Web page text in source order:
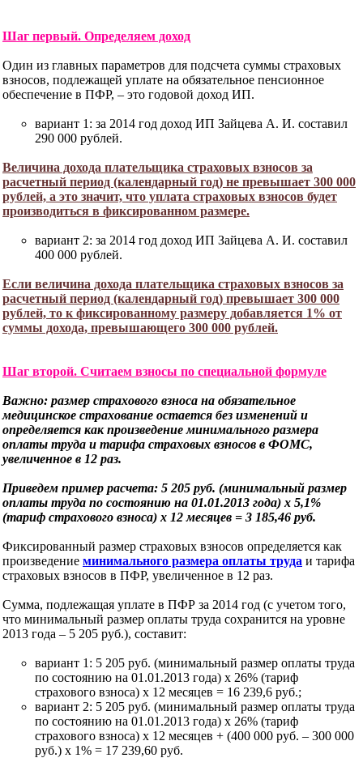
Шаг первый. Определяем доход
Один из главных параметров для подсчета суммы страховых
взносов, подлежащей уплате на обязательное пенсионное
обеспечение в ПФР, – это годовой доход ИП.
вариант 1: за 2014 год доход ИП Зайцева А. И. составил
290 000 рублей.
Величина дохода плательщика страховых взносов за
расчетный период (календарный год) не превышает 300 000
рублей, а это значит, что уплата страховых взносов будет
производиться в фиксированном размере.
вариант 2: за 2014 год доход ИП Зайцева А. И. составил
400 000 рублей.
Если величина дохода плательщика страховых взносов за
расчетный период (календарный год) превышает 300 000
рублей, то к фиксированному размеру добавляется 1% от
суммы дохода, превышающего 300 000 рублей.
Шаг второй. Считаем взносы по специальной формуле
Важно: размер страхового взноса на обязательное
медицинское страхование остается без изменений и
определяется как произведение минимального размера
оплаты труда и тарифа страховых взносов в ФОМС,
увеличенное в 12 раз.
Приведем пример расчета: 5 205 руб. (минимальный размер
оплаты труда по состоянию на 01.01.2013 года) х 5,1%
(тариф страхового взноса) х 12 месяцев = 3 185,46 руб.
Фиксированный размер страховых взносов определяется как
произведение минимального размера оплаты труда и тарифа
страховых взносов в ПФР, увеличенное в 12 раз.
Сумма, подлежащая уплате в ПФР за 2014 год (с учетом того,
что минимальный размер оплаты труда сохранится на уровне
2013 года – 5 205 руб.), составит:
вариант 1: 5 205 руб. (минимальный размер оплаты труда
по состоянию на 01.01.2013 года) х 26% (тариф
страхового взноса) х 12 месяцев = 16 239,6 руб.;
вариант 2: 5 205 руб. (минимальный размер оплаты труда
по состоянию на 01.01.2013 года) х 26% (тариф
страхового взноса) х 12 месяцев + (400 000 руб. – 300 000
руб.) х 1% = 17 239,60 руб.